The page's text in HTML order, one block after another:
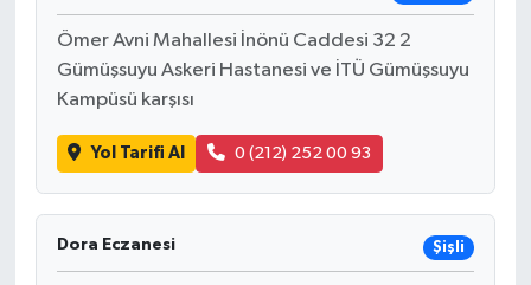
Ömer Avni Mahallesi İnönü Caddesi 32 2
Gümüşsuyu Askeri Hastanesi ve İTÜ Gümüşsuyu
Kampüsü karşısı
Yol Tarifi Al 0 (212) 252 00 93
Dora Eczanesi Şişli